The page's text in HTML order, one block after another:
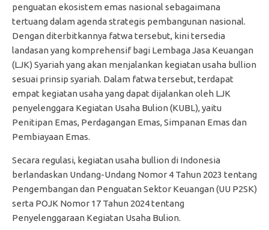
penguatan ekosistem emas nasional sebagaimana
tertuang dalam agenda strategis pembangunan nasional.
Dengan diterbitkannya fatwa tersebut, kini tersedia
landasan yang komprehensif bagi Lembaga Jasa Keuangan
(LJK) Syariah yang akan menjalankan kegiatan usaha bullion
sesuai prinsip syariah. Dalam fatwa tersebut, terdapat
empat kegiatan usaha yang dapat dijalankan oleh LJK
penyelenggara Kegiatan Usaha Bulion (KUBL), yaitu
Penitipan Emas, Perdagangan Emas, Simpanan Emas dan
Pembiayaan Emas.
Secara regulasi, kegiatan usaha bullion di Indonesia
berlandaskan Undang-Undang Nomor 4 Tahun 2023 tentang
Pengembangan dan Penguatan Sektor Keuangan (UU P2SK)
serta POJK Nomor 17 Tahun 2024 tentang
Penyelenggaraan Kegiatan Usaha Bulion.